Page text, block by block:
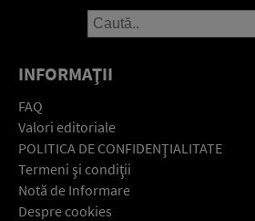
INFORMAŢII
FAQ
Valori editoriale
POLITICA DE CONFIDENŢIALITATE
Termeni şi condiţii
Notă de Informare
Despre cookies